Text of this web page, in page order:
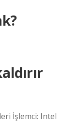
İşlemci: Intel